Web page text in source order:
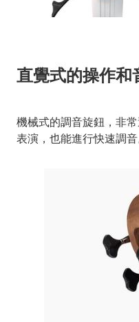
直覺式的操作和
機械式的調音旋鈕，非
表演，也能進行快速調音